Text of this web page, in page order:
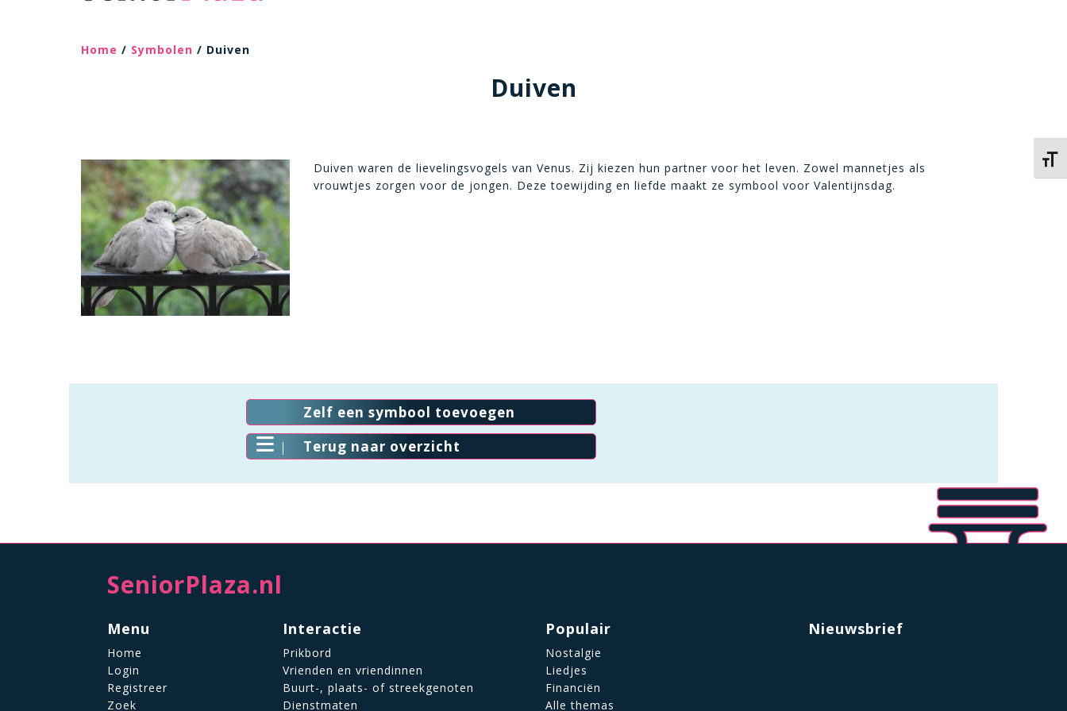
Home / Symbolen / Duiven
Duiven
Duiven waren de lievelingsvogels van Venus. Zij kiezen hun partner voor het leven. Zowel mannetjes als
vrouwtjes zorgen voor de jongen. Deze toewijding en liefde maakt ze symbool voor Valentijnsdag.
Zelf een symbool toevoegen
Terug naar overzicht
SeniorPlaza.nl
Menu
Home
Login
Registreer
Zoek
Interactie
Prikbord
Vrienden en vriendinnen
Buurt-, plaats- of streekgenoten
Dienstmaten
Populair
Nostalgie
Liedjes
Financiën
Alle themas
Nieuwsbrief